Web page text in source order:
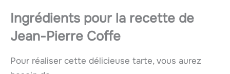
Ingrédients pour la recette de
Jean-Pierre Coffe
Pour réaliser cette délicieuse tarte, vous aurez